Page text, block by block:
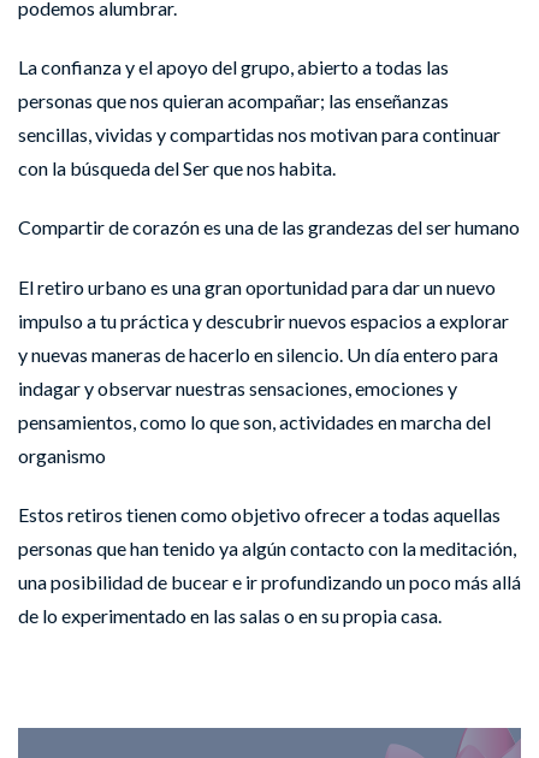
podemos alumbrar.
La confianza y el apoyo del grupo, abierto a todas las
personas que nos quieran acompañar; las enseñanzas
sencillas, vividas y compartidas nos motivan para continuar
con la búsqueda del Ser que nos habita.
Compartir de corazón es una de las grandezas del ser humano
El retiro urbano es una gran oportunidad para dar un nuevo
impulso a tu práctica y descubrir nuevos espacios a explorar
y nuevas maneras de hacerlo en silencio. Un día entero para
indagar y observar nuestras sensaciones, emociones y
pensamientos, como lo que son, actividades en marcha del
organismo
Estos retiros tienen como objetivo ofrecer a todas aquellas
personas que han tenido ya algún contacto con la meditación,
una posibilidad de bucear e ir profundizando un poco más allá
de lo experimentado en las salas o en su propia casa.